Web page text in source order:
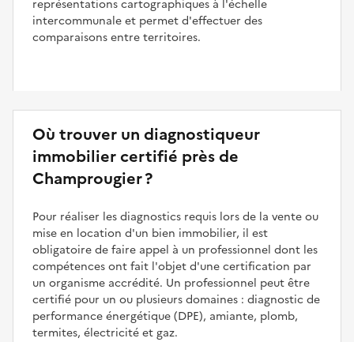
représentations cartographiques à l'échelle
intercommunale et permet d'effectuer des
comparaisons entre territoires.
Où trouver un diagnostiqueur
immobilier certifié près de
Champrougier ?
Pour réaliser les diagnostics requis lors de la vente ou
mise en location d'un bien immobilier, il est
obligatoire de faire appel à un professionnel dont les
compétences ont fait l'objet d'une certification par
un organisme accrédité. Un professionnel peut être
certifié pour un ou plusieurs domaines : diagnostic de
performance énergétique (DPE), amiante, plomb,
termites, électricité et gaz.